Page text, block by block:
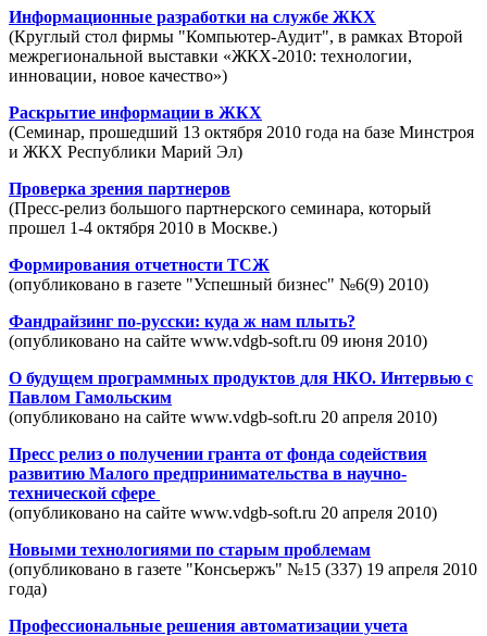
Информационные разработки на службе ЖКХ
(Круглый стол фирмы "Компьютер-Аудит", в рамках Второй
межрегиональной выставки «ЖКХ-2010: технологии,
инновации, новое качество»)
Раскрытие информации в ЖКХ
(Семинар, прошедший 13 октября 2010 года на базе Минстроя
и ЖКХ Республики Марий Эл)
Проверка зрения партнеров
(Пресс-релиз большого партнерского семинара, который
прошел 1-4 октября 2010 в Москве.)
Формирования отчетности ТСЖ
(опубликовано в газете "Успешный бизнес" №6(9) 2010)
Фандрайзинг по-русски: куда ж нам плыть?
(опубликовано на сайте www.vdgb-soft.ru 09 июня 2010)
О будущем программных продуктов для НКО. Интервью с
Павлом Гамольским
(опубликовано на сайте www.vdgb-soft.ru 20 апреля 2010)
Пресс релиз о получении гранта от фонда содействия
развитию Малого предпринимательства в научно-
технической сфере
(опубликовано на сайте www.vdgb-soft.ru 20 апреля 2010)
Новыми технологиями по старым проблемам
(опубликовано в газете "Консьержъ" №15 (337) 19 апреля 2010
года)
Профессиональные решения автоматизации учета